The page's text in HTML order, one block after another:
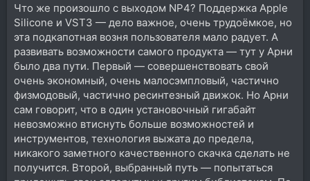
Что же произошло с выходом NP4? Поддержка Apple
Silicone и VST3 — дело важное, очень трудоёмкое, но
эта подкапотная возня пользователя мало радует. А
развивать возможности самого продукта — тут у Арни
было два пути. Первый — совершенствовать свой
очень экономный, очень малосэмпловый, частично
физмодовый, частично ресинтезный движок. Но Арни
сам говорит, что в один установочный гигабайт
невозможно втиснуть больше возможностей и
инструментов, технология выжата до предела,
никакого заметного качественного скачка сделать не
получится. Второй, выбранный путь — попытаться